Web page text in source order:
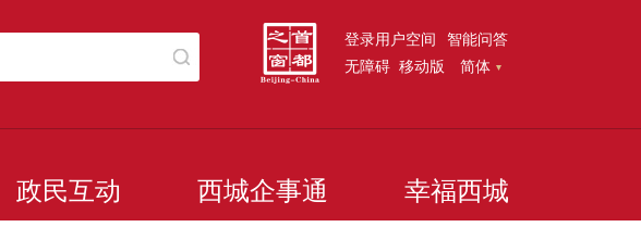
登录用户空间 智能问答
无障碍 移动版 简体
政民互动 西城企事通 幸福西城